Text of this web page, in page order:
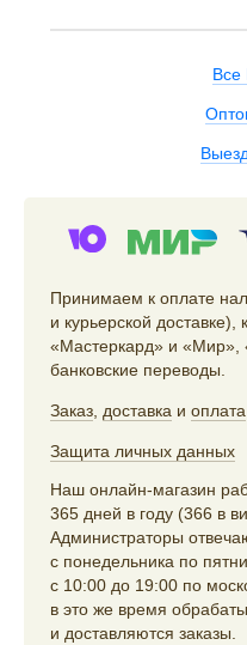
Все
Принимаем к оплате
и курьерской доставке),
«Мастеркард» и
банковские переводы.
Заказ доставка и оплата
Защита личных данных
Наш онлайн-магазин
365 дней в году (366 в
Администраторы
с понедельника по
с 10:00 до 19:00 по
в это же время
и доставляются заказы.